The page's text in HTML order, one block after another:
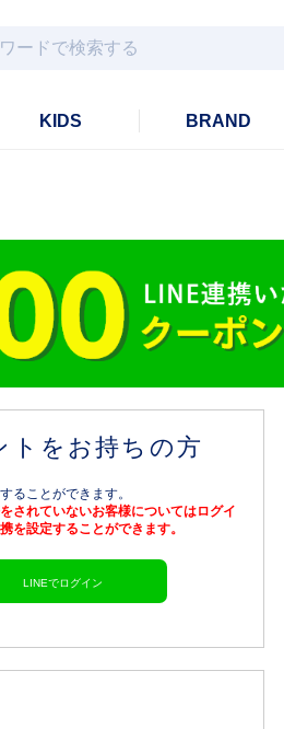
KIDS BRAND
トをお持ちの方
ることができます。
されていないお客様についてはログイ
を設定することができます。
LINEでログイン